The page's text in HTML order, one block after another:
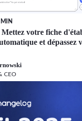
votre fiche
et dépassez
CEO